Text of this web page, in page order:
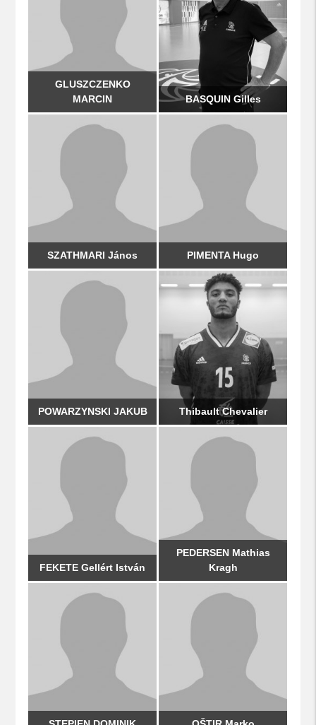
GLUSZCZENKO
MARCIN
BASQUIN Gilles
SZATHMARI János PIMENTA Hugo
POWARZYNSKI JAKUB Thibault Chevalier
FEKETE Gellért István
PEDERSEN Mathias
Kragh